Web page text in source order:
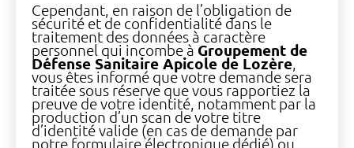
Cependant, en raison de l’obligation de
sécurité et de confidentialité dans le
traitement des données à caractère
personnel qui incombe à Groupement de
Défense Sanitaire Apicole de Lozère,
vous êtes informé que votre demande sera
traitée sous réserve que vous rapportiez la
preuve de votre identité, notamment par la
production d’un scan de votre titre
d’identité valide (en cas de demande par
notre formulaire électronique dédié) ou